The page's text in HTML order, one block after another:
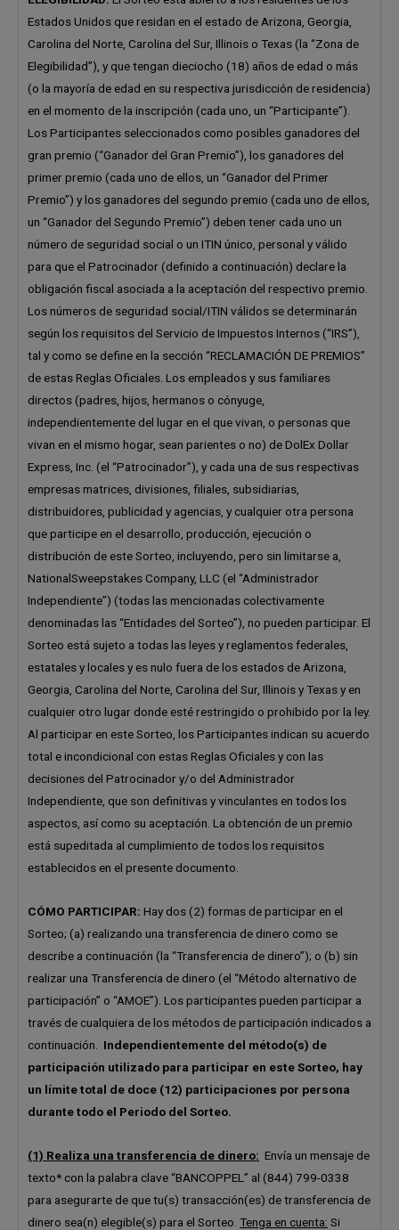
Estados Unidos que residan en el estado de Arizona, Georgia,
Carolina del Norte, Carolina del Sur, Illinois o Texas (la “Zona de
Elegibilidad”), y que tengan dieciocho (18) años de edad o más
(o la mayoría de edad en su respectiva jurisdicción de residencia)
en el momento de la inscripción (cada uno, un “Participante”).
Los Participantes seleccionados como posibles ganadores del
gran premio (“Ganador del Gran Premio”), los ganadores del
primer premio (cada uno de ellos, un “Ganador del Primer
Premio”) y los ganadores del segundo premio (cada uno de ellos,
un “Ganador del Segundo Premio”) deben tener cada uno un
número de seguridad social o un ITIN único, personal y válido
para que el Patrocinador (definido a continuación) declare la
obligación fiscal asociada a la aceptación del respectivo premio.
Los números de seguridad social/ITIN válidos se determinarán
según los requisitos del Servicio de Impuestos Internos (“IRS”),
tal y como se define en la sección “RECLAMACIÓN DE PREMIOS”
de estas Reglas Oficiales. Los empleados y sus familiares
directos (padres, hijos, hermanos o cónyuge,
independientemente del lugar en el que vivan, o personas que
vivan en el mismo hogar, sean parientes o no) de DolEx Dollar
Express, Inc. (el “Patrocinador”), y cada una de sus respectivas
empresas matrices, divisiones, filiales, subsidiarias,
distribuidores, publicidad y agencias, y cualquier otra persona
que participe en el desarrollo, producción, ejecución o
distribución de este Sorteo, incluyendo, pero sin limitarse a,
NationalSweepstakes Company, LLC (el “Administrador
Independiente”) (todas las mencionadas colectivamente
denominadas las “Entidades del Sorteo”), no pueden participar. El
Sorteo está sujeto a todas las leyes y reglamentos federales,
estatales y locales y es nulo fuera de los estados de Arizona,
Georgia, Carolina del Norte, Carolina del Sur, Illinois y Texas y en
cualquier otro lugar donde esté restringido o prohibido por la ley.
Al participar en este Sorteo, los Participantes indican su acuerdo
total e incondicional con estas Reglas Oficiales y con las
decisiones del Patrocinador y/o del Administrador
Independiente, que son definitivas y vinculantes en todos los
aspectos, así como su aceptación. La obtención de un premio
está supeditada al cumplimiento de todos los requisitos
establecidos en el presente documento.
CÓMO PARTICIPAR: Hay dos (2) formas de participar en el
Sorteo; (a) realizando una transferencia de dinero como se
describe a continuación (la “Transferencia de dinero”); o (b) sin
realizar una Transferencia de dinero (el “Método alternativo de
participación” o “AMOE”). Los participantes pueden participar a
través de cualquiera de los métodos de participación indicados a
continuación. Independientemente del método(s) de
participación utilizado para participar en este Sorteo, hay
un límite total de doce (12) participaciones por persona
durante todo el Periodo del Sorteo.
(1) Realiza una transferencia de dinero: Envía un mensaje de
texto* con la palabra clave “BANCOPPEL” al (844) 799-0338
para asegurarte de que tu(s) transacción(es) de transferencia de
dinero sea(n) elegible(s) para el Sorteo. Tenga en cuenta: Si